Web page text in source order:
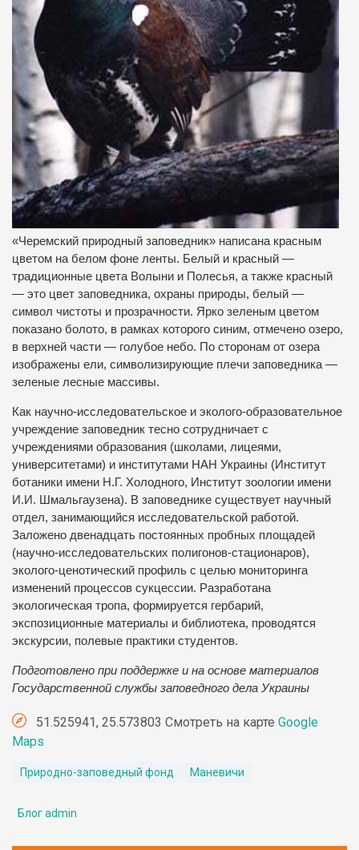
«Черемский природный заповедник» написана красным
цветом на белом фоне ленты. Белый и красный —
традиционные цвета Волыни и Полесья, а также красный
— это цвет заповедника, охраны природы, белый —
символ чистоты и прозрачности. Ярко зеленым цветом
показано болото, в рамках которого синим, отмечено озеро,
в верхней части — голубое небо. По сторонам от озера
изображены ели, символизирующие плечи заповедника —
зеленые лесные массивы.
Как научно-исследовательское и эколого-образовательное
учреждение заповедник тесно сотрудничает с
учреждениями образования (школами, лицеями,
университетами) и институтами НАН Украины (Институт
ботаники имени Н.Г. Холодного, Институт зоологии имени
И.И. Шмальгаузена). В заповеднике существует научный
отдел, занимающийся исследовательской работой.
Заложено двенадцать постоянных пробных площадей
(научно-исследовательских полигонов-стационаров),
эколого-ценотический профиль с целью мониторинга
изменений процессов сукцессии. Разработана
экологическая тропа, формируется гербарий,
экспозиционные материалы и библиотека, проводятся
экскурсии, полевые практики студентов.
Подготовлено при поддержке и на основе материалов
Государственной службы заповедного дела Украины
51.525941, 25.573803 Смотреть на карте Google
Maps
Природно-заповедный фонд Маневичи
Блог admin